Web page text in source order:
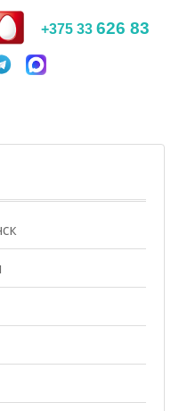
+375 33 626 83